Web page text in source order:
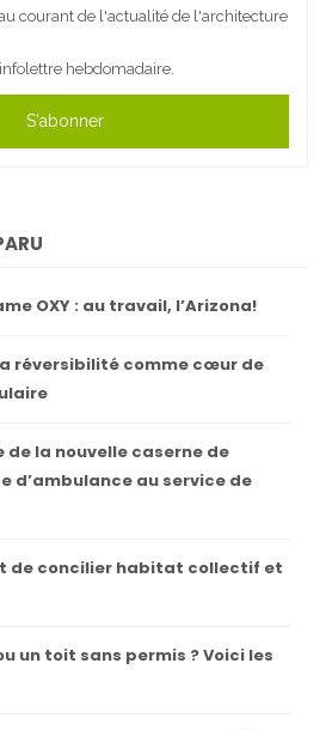
courant de l'actualité de l'architecture
hebdomadaire.
S'abonner
OXY : au travail, l’Arizona!
la réversibilité comme cœur de
de la nouvelle caserne de
d’ambulance au service de
de concilier habitat collectif et
un toit sans permis ? Voici les